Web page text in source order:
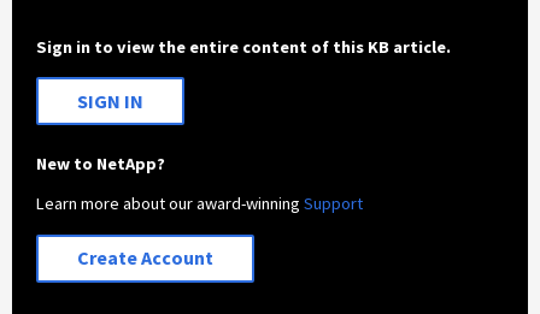
Sign in to view the entire content of this KB article.
SIGN IN
New to NetApp?
Learn more about our award-winningSupport
Create Account